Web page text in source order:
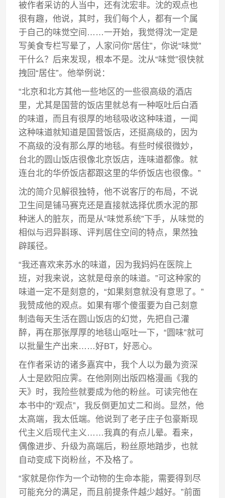
被作者采访的人当中，还有沈宏非。沈的观点也
很有趣，他说，其时，我们每个人，都有一个属
于自己的味觉空间……一开始，我觉得沈一定是
写美食专栏写晕了，人家问你“居住”，你说“味觉”
干什么？后来发现，根本不是。沈从“味觉”很快就
拽回“居住”。他举例说：
“北京和北方其他一些地区的一些很高级的酒店
里，尤其是国营的饭店里就总有一种呕吐后白酒
的味道，而且有很厚的地毯吸收这种味道，一闻
这种味道就知道是国营饭店，还挺高级的，因为
不高级的没有那么厚的地毯。有些时候很微妙，
台北的圆山饭店很像北京饭店，连味道都像。就
连台北的华侨饭店都跟这里的华侨饭店也很像。”
沈的简介见解很独特，他不说客厅的布局，不说
卫生间是铺马赛克还是直接就选择优质水泥的那
种迷人的脏灰，而是从“味觉系统”下手，从味觉的
相似与迥异斟琢、评判居住空间的特点，果然独
辟蹊径。
“我还喜欢来苏水的味道，因为我妈妈在医院上
班，对我来说，这就是母亲的味道。”可这种家的
味道一定不是刻意的，“如果刻意就没有意思了。”
我赞成他的观点。如果有哪个傻蛋要为自己刻意
制造每天生活在圆山饭店的幻觉，先把自己灌
醉，再在那张厚厚的地毯山呕吐一下，“圆味”就可
以批量生产出来……好BT，好恶心。
在作者采访的诸多嘉宾中，我个人以为最为资深
人士是欧阳应霁。在他刚刚出版四格漫画《我的
天》时，我险些就要成为他的粉丝。可读完他在
本书中的“观点”，我反倒更加丈二和尚。显然，他
太高端，我太低端。他说到了老子庄子包豪斯现
代主义后现代主义……我真的有点儿晕。看来，
偶像进步、升级为高端后，粉丝原地踏步，也就
自动变成下岗粉丝，不及格了。
“家就是你作为一个动物的生命本能，需要得到尽
可能充分的满足，而且前提条件越少越好。”前面